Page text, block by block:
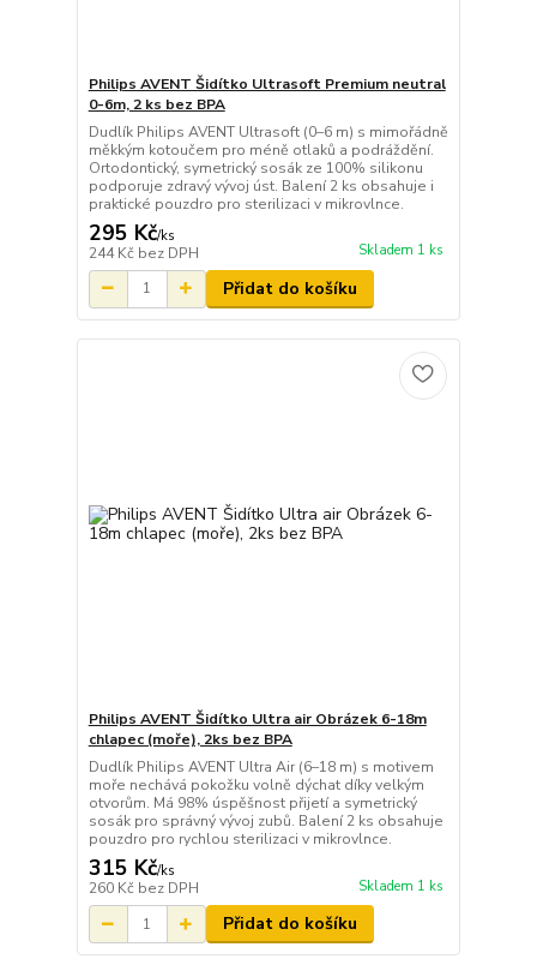
Philips AVENT Šidítko Ultrasoft Premium neutral
0-6m, 2 ks bez BPA
Dudlík Philips AVENT Ultrasoft (0–6 m) s mimořádně
měkkým kotoučem pro méně otlaků a podráždění.
Ortodontický, symetrický sosák ze 100% silikonu
podporuje zdravý vývoj úst. Balení 2 ks obsahuje i
praktické pouzdro pro sterilizaci v mikrovlnce.
295 Kč/ks
244 Kč bez DPH Skladem 1 ks
Přidat do košíku
Philips AVENT Šidítko Ultra air Obrázek 6-18m
chlapec (moře), 2ks bez BPA
Dudlík Philips AVENT Ultra Air (6–18 m) s motivem
moře nechává pokožku volně dýchat díky velkým
otvorům. Má 98% úspěšnost přijetí a symetrický
sosák pro správný vývoj zubů. Balení 2 ks obsahuje
pouzdro pro rychlou sterilizaci v mikrovlnce.
315 Kč/ks
260 Kč bez DPH Skladem 1 ks
Přidat do košíku